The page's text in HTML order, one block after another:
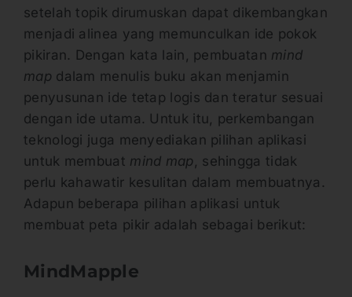
setelah topik dirumuskan dapat dikembangkan
menjadi alinea yang memunculkan ide pokok
pikiran. Dengan kata lain, pembuatan mind
map dalam menulis buku akan menjamin
penyusunan ide tetap logis dan teratur sesuai
dengan ide utama. Untuk itu, perkembangan
teknologi juga menyediakan pilihan aplikasi
untuk membuat mind map , sehingga tidak
perlu kahawatir kesulitan dalam membuatnya.
Adapun beberapa pilihan aplikasi untuk
membuat peta pikir adalah sebagai berikut:
MindMapple